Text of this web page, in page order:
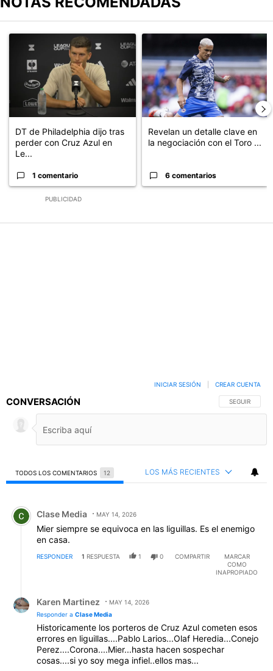
PUBLICIDAD
Un artículo de tendencia con el título "DT de Philadelphia dijo
DT de Philadelphia dijo tras
perder con Cruz Azul en
Le...
1 comentario
Un artículo de tendencia con
Revelan un detalle clave en
la negociación con el Toro ...
6 comentarios
CONVERSACIÓN SIGA ESTA
SEGUIR
INICIAR SESIÓN CREAR CUENTA
TODOS LOS COMENTARIOS 12 LOS MÁS RECIENTES
Comentario de Clase Media.
Clase Media MAY 14, 2026
Mier siempre se equivoca en las liguillas. Es el enemigo
en casa.
RESPONDER 1 RESPUESTA 1 0 COMPARTIR
MARCAR
COMO
INAPROPIADO
Karen Martinez
MAY 14, 2026
Responder a Clase Media
Historicamente los porteros de Cruz Azul cometen esos
errores en liguillas....Pablo Larios...Olaf Heredia...Conejo
Perez....Corona....Mier...hasta hacen sospechar
cosas....si yo soy mega infiel..ellos mas...